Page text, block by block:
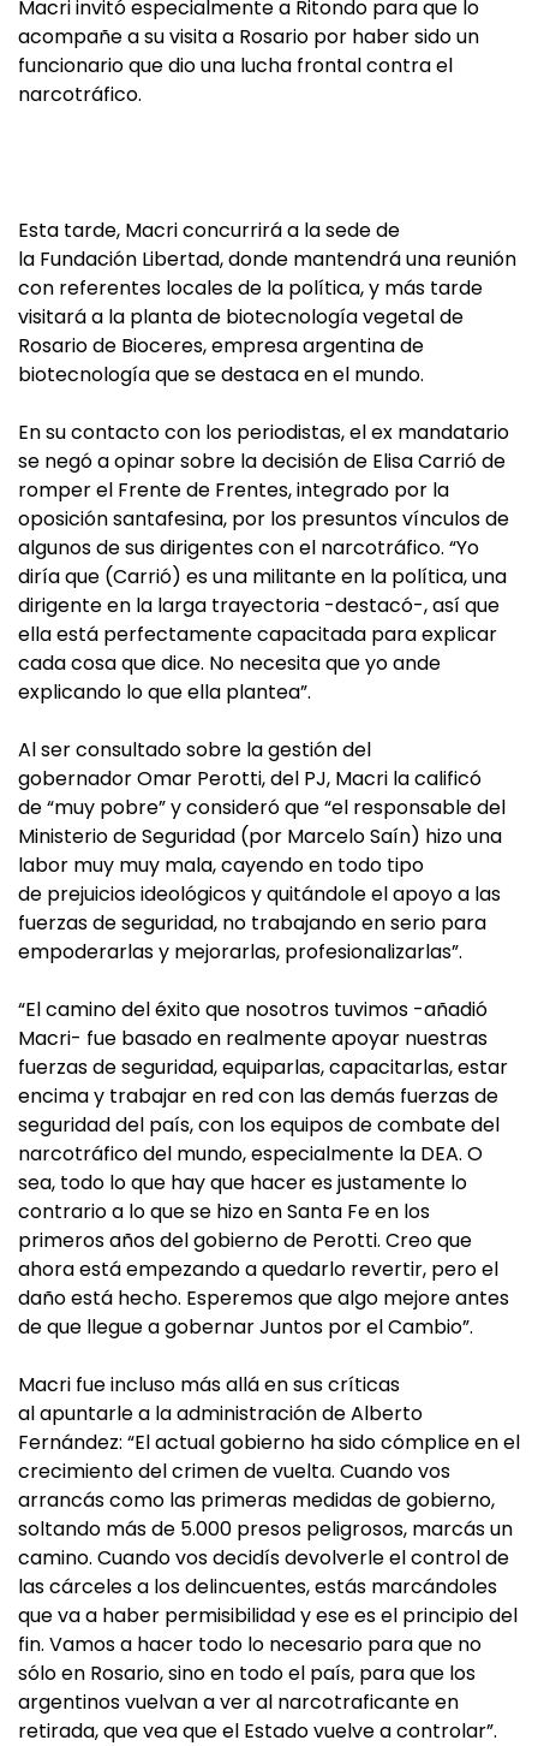
Macri invitó especialmente a Ritondo para que lo
acompañe a su visita a Rosario por haber sido un
funcionario que dio una lucha frontal contra el
narcotráfico.
Esta tarde, Macri concurrirá a la sede de
la Fundación Libertad, donde mantendrá una reunión
con referentes locales de la política, y más tarde
visitará a la planta de biotecnología vegetal de
Rosario de Bioceres, empresa argentina de
biotecnología que se destaca en el mundo.
En su contacto con los periodistas, el ex mandatario
se negó a opinar sobre la decisión de Elisa Carrió de
romper el Frente de Frentes, integrado por la
oposición santafesina, por los presuntos vínculos de
algunos de sus dirigentes con el narcotráfico. “Yo
diría que (Carrió) es una militante en la política, una
dirigente en la larga trayectoria -destacó-, así que
ella está perfectamente capacitada para explicar
cada cosa que dice. No necesita que yo ande
explicando lo que ella plantea”.
Al ser consultado sobre la gestión del
gobernador Omar Perotti, del PJ, Macri la calificó
de “muy pobre” y consideró que “el responsable del
Ministerio de Seguridad (por Marcelo Saín) hizo una
labor muy muy mala, cayendo en todo tipo
de prejuicios ideológicos y quitándole el apoyo a las
fuerzas de seguridad, no trabajando en serio para
empoderarlas y mejorarlas, profesionalizarlas”.
“El camino del éxito que nosotros tuvimos -añadió
Macri- fue basado en realmente apoyar nuestras
fuerzas de seguridad, equiparlas, capacitarlas, estar
encima y trabajar en red con las demás fuerzas de
seguridad del país, con los equipos de combate del
narcotráfico del mundo, especialmente la DEA. O
sea, todo lo que hay que hacer es justamente lo
contrario a lo que se hizo en Santa Fe en los
primeros años del gobierno de Perotti. Creo que
ahora está empezando a quedarlo revertir, pero el
daño está hecho. Esperemos que algo mejore antes
de que llegue a gobernar Juntos por el Cambio”.
Macri fue incluso más allá en sus críticas
al apuntarle a la administración de Alberto
Fernández: “El actual gobierno ha sido cómplice en el
crecimiento del crimen de vuelta. Cuando vos
arrancás como las primeras medidas de gobierno,
soltando más de 5.000 presos peligrosos, marcás un
camino. Cuando vos decidís devolverle el control de
las cárceles a los delincuentes, estás marcándoles
que va a haber permisibilidad y ese es el principio del
fin. Vamos a hacer todo lo necesario para que no
sólo en Rosario, sino en todo el país, para que los
argentinos vuelvan a ver al narcotraficante en
retirada, que vea que el Estado vuelve a controlar”.